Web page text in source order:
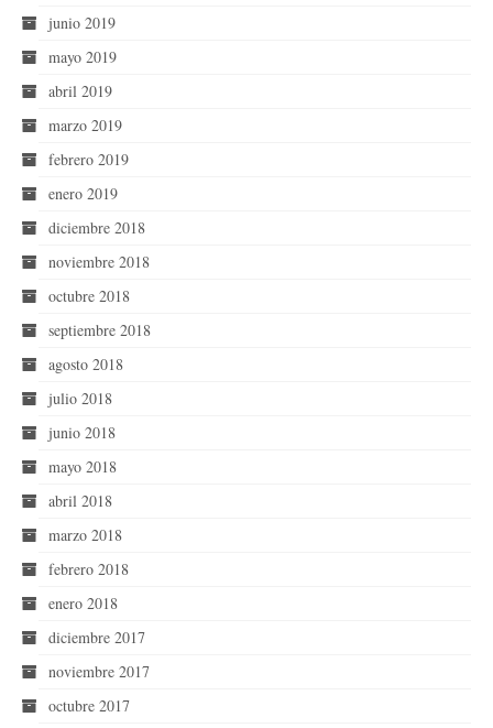
junio 2019
mayo 2019
abril 2019
marzo 2019
febrero 2019
enero 2019
diciembre 2018
noviembre 2018
octubre 2018
septiembre 2018
agosto 2018
julio 2018
junio 2018
mayo 2018
abril 2018
marzo 2018
febrero 2018
enero 2018
diciembre 2017
noviembre 2017
octubre 2017